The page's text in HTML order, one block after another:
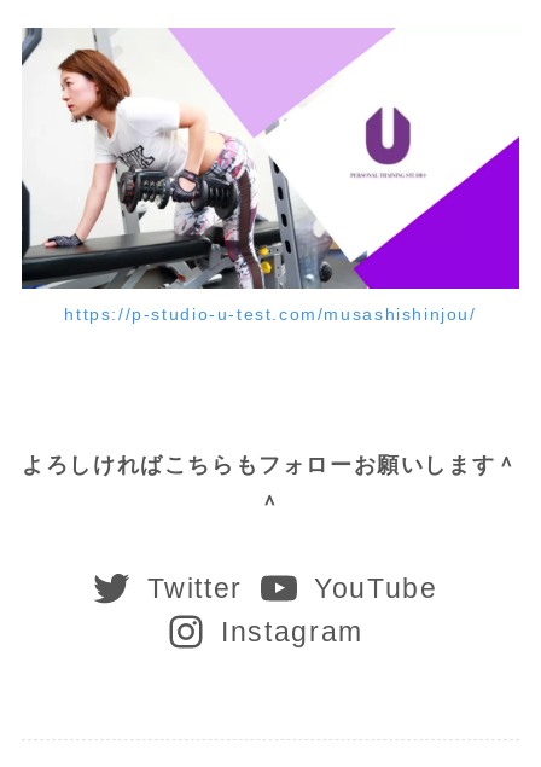
https://p-studio-u-test.com/musashishinjou/
よろしければこちらもフォローお願いします＾
＾
Twitter
YouTube
Instagram